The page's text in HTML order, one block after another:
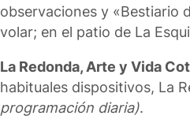
observaciones y «Bestiario
volar; en el patio de La
La Redonda, Arte y Vida
habituales dispositivos, La
programación diaria).